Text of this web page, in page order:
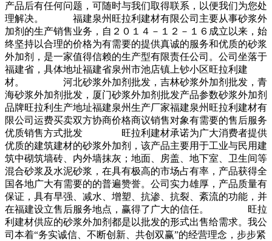
产品后有任何问题，可随时与我们取得联系，以便我们为您处
理解决。 福建泉州旺拉利建材有限公司主要从事砂浆外
加剂的生产销售业务，自２０１４－１２－１６成立以来，始
终坚持以合理的价格为有需要的提供真诚的服务和优质的砂浆
外加剂，是一家值得信赖的生产型有限责任公司。公司坐落于
福建省，具体地址福建省泉州市池店镇上钞小区旺拉利建
材。 河北砂浆外加剂批发，吉林砂浆外加剂批发，青
海砂浆外加剂批发，厦门砂浆外加剂批发产品参数砂浆外加剂
品牌旺拉利生产地址福建泉州生产厂家福建泉州旺拉利建材有
限公司运费买卖双方协商价格商议销售对象有需要的售后服务
优质销售方式批发 旺拉利建材承诺为广大消费者提供
优质的建筑建材的砂浆外加剂，该产品主要用于工业与民用建
筑中砌筑墙砖、内外墙抹灰；地面、房盖、地下室、卫生间等
混合砂浆及水泥砂浆，在具有极高的市场占有率，产品获得全
国各地广大有需要的的普遍赞誉。公司实力雄厚，产品质量有
保证，具有早强、减水、增塑、抗渗、抗裂、紊流的功能，并
在福建设立售后服务地点，赢得了广大的信任。 旺拉
利建材供应的砂浆外加剂都是以批发的形式出售给需求。我公
司本着“务实诚信、不断创新、共创双赢”的经营理念，步步紧